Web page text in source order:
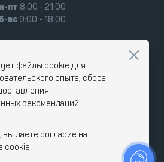
пт 8:00 - 21:00
вс 9:00 - 18:00
файлы cookie для
опыта, сбора
рекомендаций.
даете согласие на
cookie.